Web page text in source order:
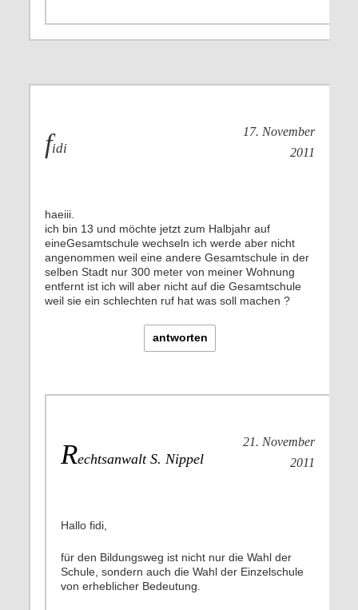
fidi
17. November
2011
haeiii.
ich bin 13 und möchte jetzt zum Halbjahr auf
eineGesamtschule wechseln ich werde aber nicht
angenommen weil eine andere Gesamtschule in der
selben Stadt nur 300 meter von meiner Wohnung
entfernt ist ich will aber nicht auf die Gesamtschule
weil sie ein schlechten ruf hat was soll machen ?
antworten
Rechtsanwalt S. Nippel
21. November
2011
Hallo fidi,
für den Bildungsweg ist nicht nur die Wahl der
Schule, sondern auch die Wahl der Einzelschule
von erheblicher Bedeutung.